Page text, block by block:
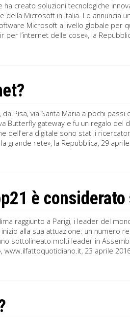
ha creato soluzioni tecnologiche
della Microsoft in Italia. Lo annuncia
Microsoft a livello globale per
per l’internet delle cose», la
Pisa, via Santa Maria a pochi
Butterfly gateway e fu un regalo
dell'era digitale sono stati i
grande rete», la Repubblica, 29
è
raggiunto a Parigi, i leader del
alla sua attuazione: un numero
sottolineato molti leader in
www.ilfattoquotidiano.it, 23 aprile